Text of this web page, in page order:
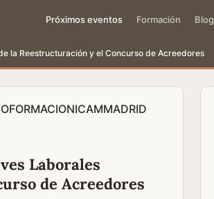
Próximos eventos Formación Blog
la Reestructuración y el Concurso de Acreedores
FORMACIONICAMMADRID
Laborales
de Acreedores